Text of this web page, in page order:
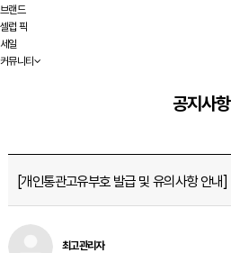
브랜드
셀럽 픽
세일
커뮤니티
공지사항
[개인통관고유부호 발급 및 유의사항 안내]
최고관리자